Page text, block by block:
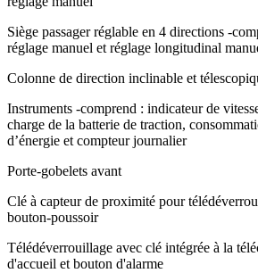
Siège passager réglable en 4 directions -
réglage manuel et réglage longitudinal
Colonne de direction inclinable et
Instruments -comprend : indicateur de
charge de la batterie de traction,
d’énergie et compteur journalier
Porte-gobelets avant
Clé à capteur de proximité pour
bouton-poussoir
Télédéverrouillage avec clé intégrée à la
d'accueil et bouton d'alarme